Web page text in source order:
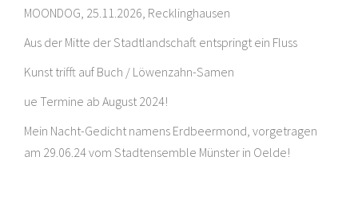
MOONDOG, 25.11.2026, Recklinghausen
Aus der Mitte der Stadtlandschaft entspringt ein Fluss
Kunst trifft auf Buch / Löwenzahn-Samen
ue Termine ab August 2024!
Mein Nacht-Gedicht namens Erdbeermond, vorgetragen
am 29.06.24 vom Stadtensemble Münster in Oelde!